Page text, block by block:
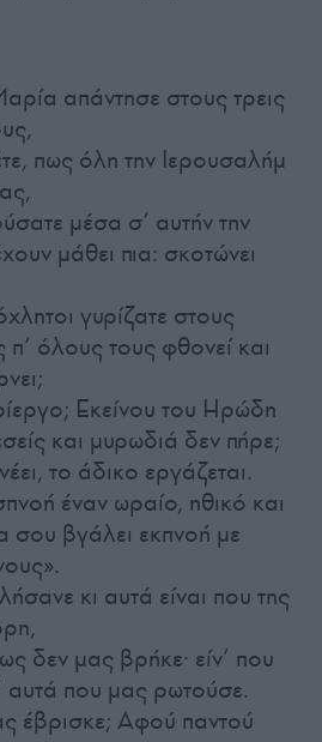
απάντησε στους τρεις
πως όλη την Ιερουσαλήμ
μέσα σ’ αυτήν την
μάθει πια: σκοτώνει
γυρίζατε στους
όλους τους φθονεί και
Εκείνου του Ηρώδη
και μυρωδιά δεν πήρε;
το άδικο εργάζεται.
έναν ωραίο, ηθικό και
σου βγάλει εκπνοή με
κι αυτά είναι που της
δεν μας βρήκε· είν’ που
αυτά που μας ρωτούσε.
έβρισκε; Αφού παντού